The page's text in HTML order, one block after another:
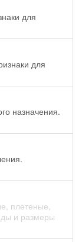
для
для
назначения.
плетеные,
и размеры